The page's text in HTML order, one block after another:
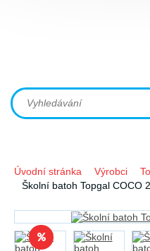
Úvodní stránka Výrobci
Školní batoh Topgal COCO